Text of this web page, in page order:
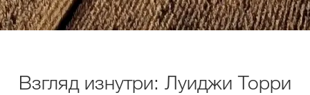
Взгляд изнутри: Луиджи Торри